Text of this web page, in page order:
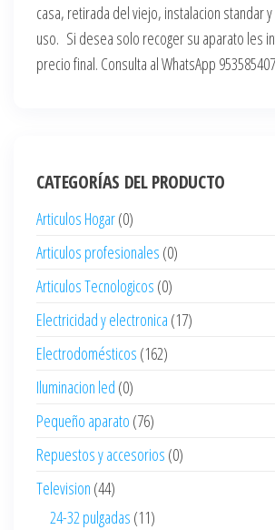
casa, retirada del viejo, instalacion standar
uso. Si desea solo recoger su aparato les
precio final. Consulta al WhatsApp 953585407
CATEGORÍAS DEL PRODUCTO
Articulos Hogar(0)
Articulos profesionales (0)
Articulos Tecnologicos (0)
Electricidad y electronica (17)
Electrodomésticos (162)
Iluminacion led (0)
Pequeño aparato (76)
Repuestos y accesorios (0)
Television (44)
24-32 pulgadas (11)